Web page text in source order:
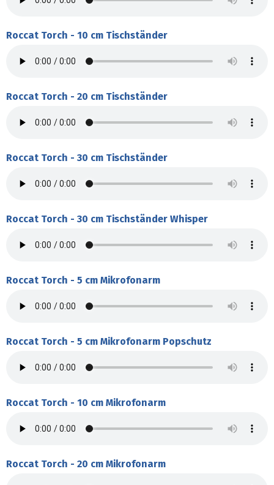
Roccat Torch - 10 cm Tischständer
Roccat Torch - 20 cm Tischständer
Roccat Torch - 30 cm Tischständer
Roccat Torch - 30 cm Tischständer Whisper
Roccat Torch - 5 cm Mikrofonarm
Roccat Torch - 5 cm Mikrofonarm Popschutz
Roccat Torch - 10 cm Mikrofonarm
Roccat Torch - 20 cm Mikrofonarm